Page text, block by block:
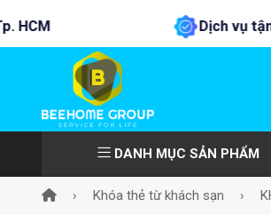
Dịch vụ tận tâm - nhiệt tình nhất !
DANH MỤC SẢN PHẨM
› Khóa thẻ từ khách sạn ›